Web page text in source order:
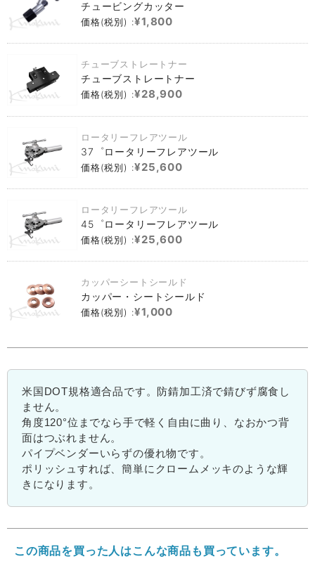
チュービングカッター
価格(税別) :¥1,800
チューブストレートナー
チューブストレートナー
価格(税別) :¥28,900
ロータリーフレアツール
37゜ロータリーフレアツール
価格(税別) :¥25,600
ロータリーフレアツール
45゜ロータリーフレアツール
価格(税別) :¥25,600
カッパーシートシールド
カッパー・シートシールド
価格(税別) :¥1,000
米国DOT規格適合品です。防錆加工済で錆びず腐食し
ません。
角度120°位までなら手で軽く自由に曲り、なおかつ背
面はつぶれません。
パイプベンダーいらずの優れ物です。
ポリッシュすれば、簡単にクロームメッキのような輝
きになります。
この商品を買った人はこんな商品も買っています。